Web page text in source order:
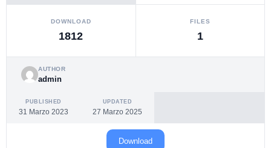
DOWNLOAD
1812
FILES
1
AUTHOR
admin
PUBLISHED
31 Marzo 2023
UPDATED
27 Marzo 2025
Download